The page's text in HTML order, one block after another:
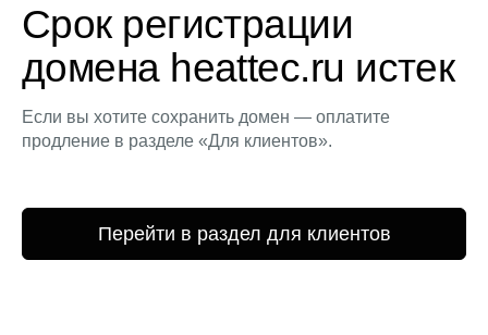
Срок регистрации
домена heattec.ru истек
Если вы хотите сохранить домен — оплатите
продление в разделе «Для клиентов».
Перейти в раздел для клиентов